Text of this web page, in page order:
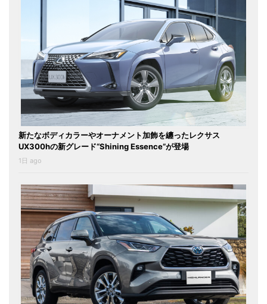
新たなボディカラーやオーナメント加飾を纏ったレクサス
UX300hの新グレード“Shining Essence”が登場
1日 ago